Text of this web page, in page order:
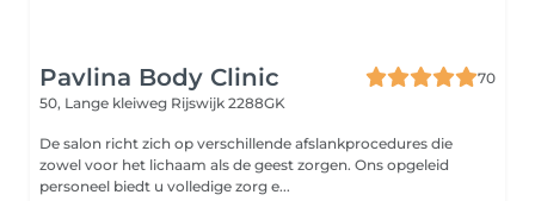
Pavlina Body Clinic
70
50, Lange kleiweg Rijswijk 2288GK
De salon richt zich op verschillende afslankprocedures die
zowel voor het lichaam als de geest zorgen. Ons opgeleid
personeel biedt u volledige zorg e...